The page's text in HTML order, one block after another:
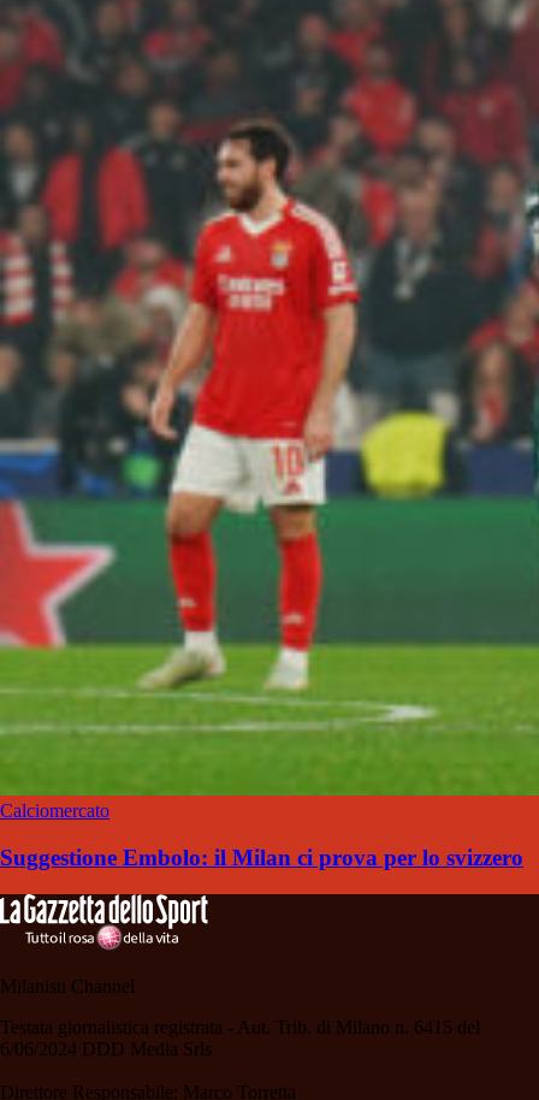
Calciomercato
Suggestione Embolo: il Milan ci prova per lo svizzero
Milanisti Channel
Testata giornalistica registrata - Aut. Trib. di Milano n. 6415 del
6/06/2024 DDD Media Srls
Direttore Responsabile: Marco Torretta